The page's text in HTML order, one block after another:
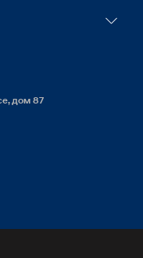
дом 87